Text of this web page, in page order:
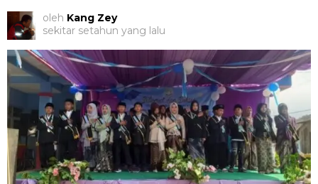
oleh Kang Zey
sekitar setahun yang lalu